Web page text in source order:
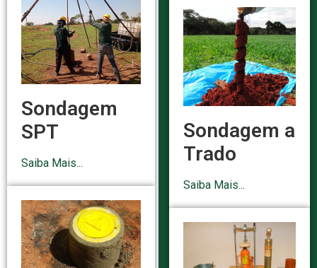
Sondagem
SPT
Saiba Mais...
Sondagem a
Trado
Saiba Mais...